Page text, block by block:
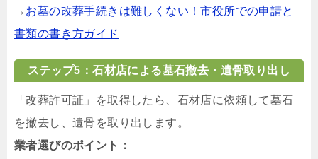
→ お墓の改葬手続きは難しくない！市役所での申請と
書類の書き方ガイド
ステップ5：石材店による墓石撤去・遺骨取り出し
「改葬許可証」を取得したら、石材店に依頼して墓石
を撤去し、遺骨を取り出します。
業者選びのポイント：